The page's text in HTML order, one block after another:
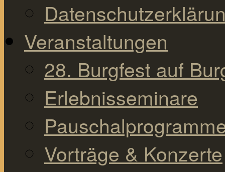
Veranstaltungen
28. Burgfest auf
Erlebnisseminare
Vorträge & Konzerte